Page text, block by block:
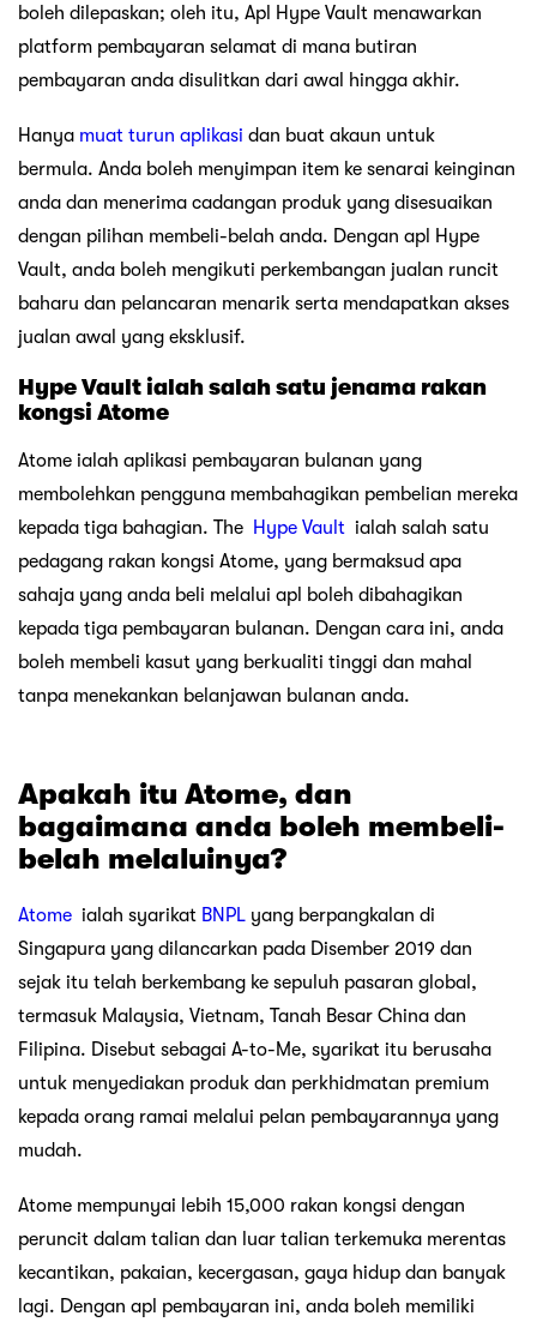
boleh dilepaskan; oleh itu, Apl Hype Vault menawarkan
platform pembayaran selamat di mana butiran
pembayaran anda disulitkan dari awal hingga akhir.
Hanya muat turun aplikasi dan buat akaun untuk
bermula. Anda boleh menyimpan item ke senarai keinginan
anda dan menerima cadangan produk yang disesuaikan
dengan pilihan membeli-belah anda. Dengan apl Hype
Vault, anda boleh mengikuti perkembangan jualan runcit
baharu dan pelancaran menarik serta mendapatkan akses
jualan awal yang eksklusif.
Hype Vault ialah salah satu jenama rakan
kongsi Atome
Atome ialah aplikasi pembayaran bulanan yang
membolehkan pengguna membahagikan pembelian mereka
kepada tiga bahagian. The Hype Vault ialah salah satu
pedagang rakan kongsi Atome, yang bermaksud apa
sahaja yang anda beli melalui apl boleh dibahagikan
kepada tiga pembayaran bulanan. Dengan cara ini, anda
boleh membeli kasut yang berkualiti tinggi dan mahal
tanpa menekankan belanjawan bulanan anda.
Apakah itu Atome, dan
bagaimana anda boleh membeli-
belah melaluinya?
Atome ialah syarikat BNPL yang berpangkalan di
Singapura yang dilancarkan pada Disember 2019 dan
sejak itu telah berkembang ke sepuluh pasaran global,
termasuk Malaysia, Vietnam, Tanah Besar China dan
Filipina. Disebut sebagai A-to-Me, syarikat itu berusaha
untuk menyediakan produk dan perkhidmatan premium
kepada orang ramai melalui pelan pembayarannya yang
mudah.
Atome mempunyai lebih 15,000 rakan kongsi dengan
peruncit dalam talian dan luar talian terkemuka merentas
kecantikan, pakaian, kecergasan, gaya hidup dan banyak
lagi. Dengan apl pembayaran ini, anda boleh memiliki